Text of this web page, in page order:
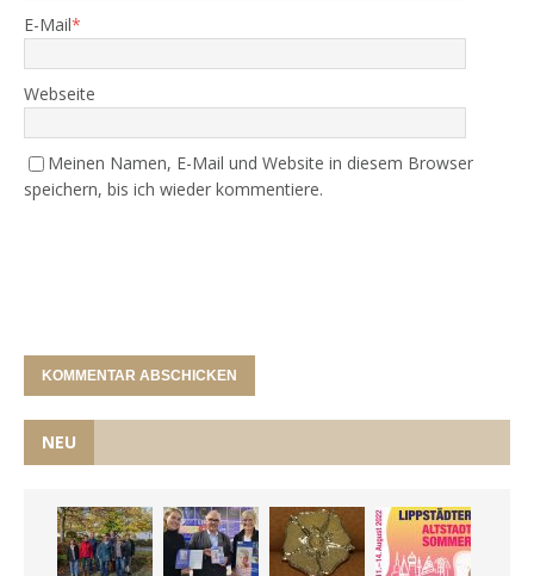
E-Mail*
Webseite
Meinen Namen, E-Mail und Website in diesem Browser
speichern, bis ich wieder kommentiere.
NEU